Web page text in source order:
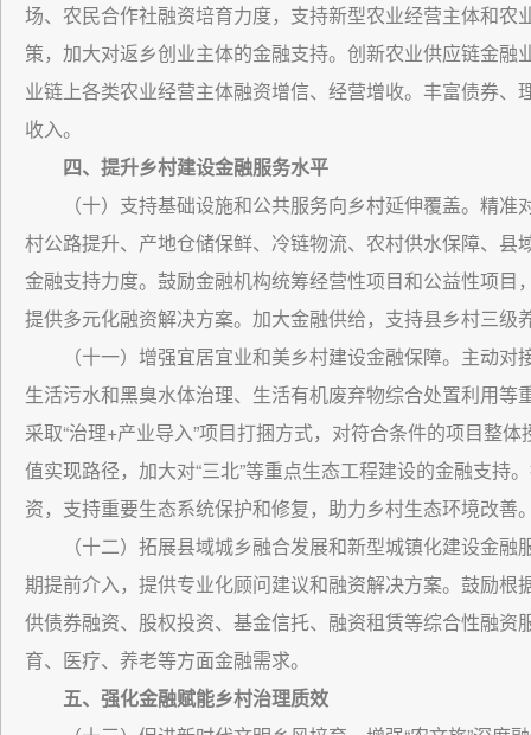
场、农民合作社融资培育力度，支持新型农业经营主体和
策，加大对返乡创业主体的金融支持。创新农业供应链金融
业链上各类农业经营主体融资增信、经营增收。丰富债券
收入。
四、提升乡村建设金融服务水平
（十）支持基础设施和公共服务向乡村延伸覆盖。精
村公路提升、产地仓储保鲜、冷链物流、农村供水保障、
金融支持力度。鼓励金融机构统筹经营性项目和公益性项
提供多元化融资解决方案。加大金融供给，支持县乡村三级
（十一）增强宜居宜业和美乡村建设金融保障。主动
生活污水和黑臭水体治理、生活有机废弃物综合处置利用
采取“治理+产业导入”项目打捆方式，对符合条件的项目整
值实现路径，加大对“三北”等重点生态工程建设的金融支持
资，支持重要生态系统保护和修复，助力乡村生态环境改善
（十二）拓展县域城乡融合发展和新型城镇化建设金
期提前介入，提供专业化顾问建议和融资解决方案。鼓励
供债券融资、股权投资、基金信托、融资租赁等综合性融
育、医疗、养老等方面金融需求。
五、强化金融赋能乡村治理质效